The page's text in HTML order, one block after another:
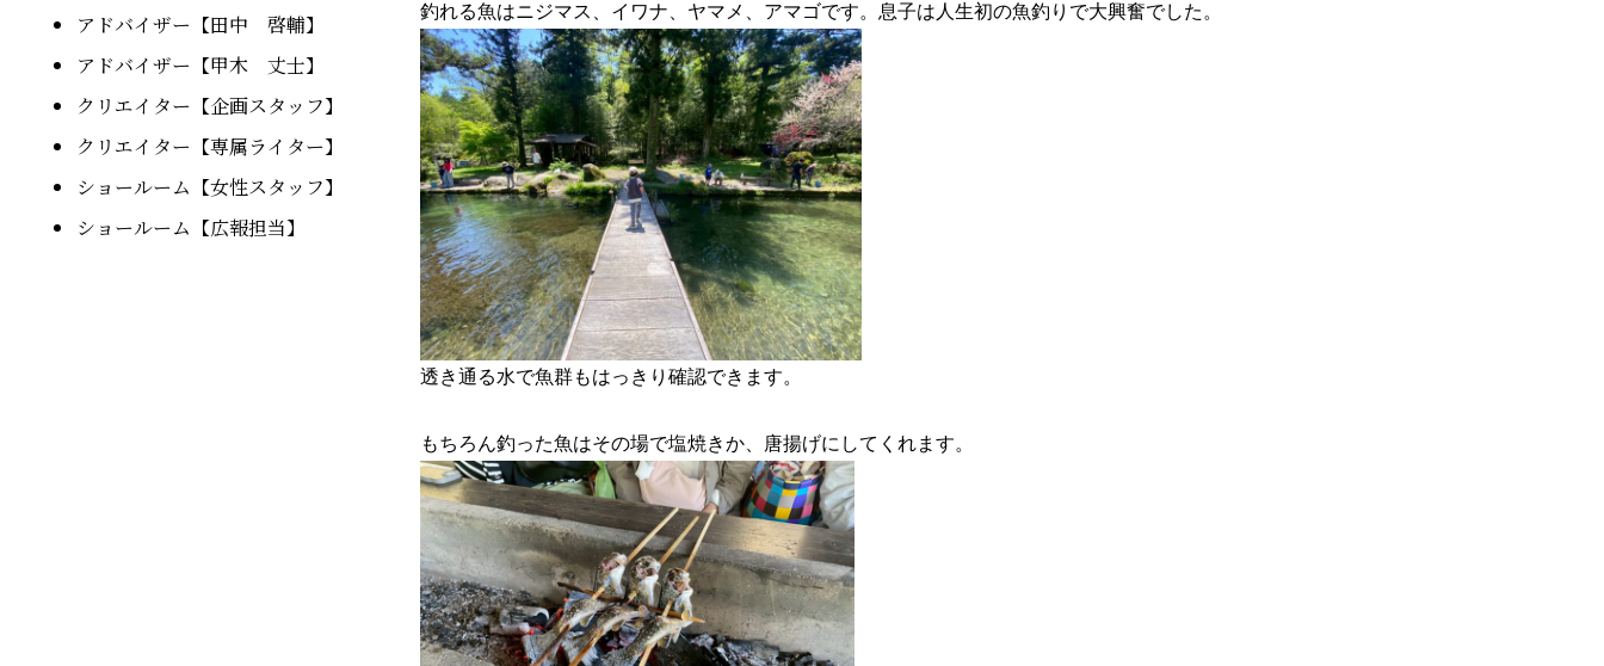
アドバイザー【田中 啓輔】
アドバイザー【甲木 丈士】
クリエイター【企画スタッフ】
クリエイター【専属ライター】
ショールーム【女性スタッフ】
ショールーム【広報担当】
釣れる魚はニジマス、イワナ、ヤマメ、アマゴです。息子は人生初の魚釣りで大興奮でした。
透き通る水で魚群もはっきり確認できます。
もちろん釣った魚はその場で塩焼きか、唐揚げにしてくれます。